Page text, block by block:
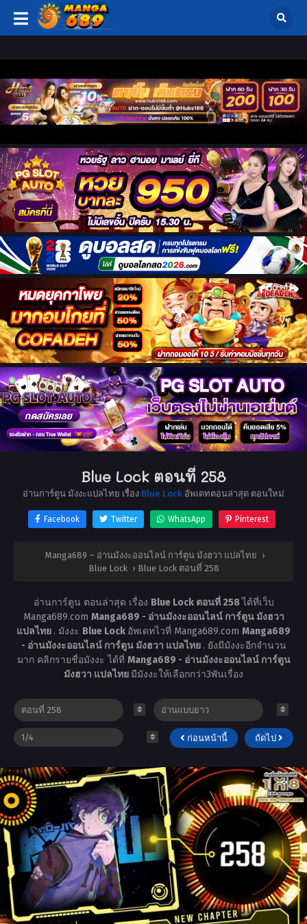
Blue Lock ตอนที่ 258
อ่านการ์ตูน มังงะแปลไทย เรื่อง Blue Lock อัพเดทตอนล่าสุด ตอนใหม่
Facebook Twitter WhatsApp Pinterest
Manga689 – อ่านมังงะออนไลน์ การ์ตูน มังฮวา แปลไทย ›
Blue Lock › Blue Lock ตอนที่ 258
อ่านการ์ตูน ตอนล่าสุด เรื่อง Blue Lock ตอนที่ 258ได้ที่เว็บ
Manga689.com Manga689 - อ่านมังงะออนไลน์ การ์ตูน มังฮวา
แปลไทย . มังงะ Blue Lock อัพเดทไวที่ Manga689.com Manga689
- อ่านมังงะออนไลน์ การ์ตูน มังฮวา แปลไทย . ยังมีมังงะอีกจำนวน
มาก คลิกรายชื่อมังงะ ได้ที่ Manga689 - อ่านมังงะออนไลน์ การ์ตูน
มังฮวา แปลไทย มีมังงะให้เลือกกว่า3พันเรื่อง
ก่อนหน้านี้ ถัดไป